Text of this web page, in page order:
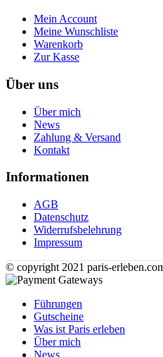
Mein Account
Meine Wunschliste
Warenkorb
Zur Kasse
Über uns
Über mich
News
Zahlung & Versand
Kontakt
Informationen
AGB
Datenschutz
Widerrufsbelehrung
Impressum
© copyright 2021 paris-
Führungen
Gutscheine
Was ist Paris erleben
Über mich
News